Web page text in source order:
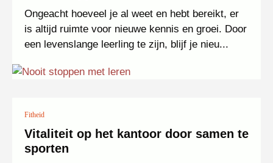
Ongeacht hoeveel je al weet en hebt bereikt, er
is altijd ruimte voor nieuwe kennis en groei. Door
een levenslange leerling te zijn, blijf je nieu...
Fitheid
Vitaliteit op het kantoor door samen te
sporten